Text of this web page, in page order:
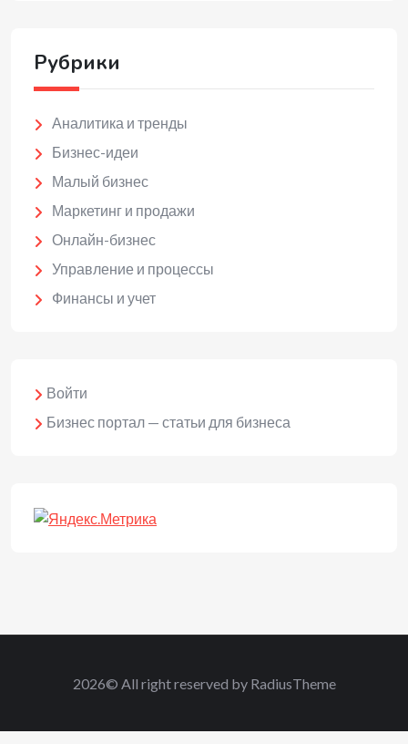
Рубрики
Аналитика и тренды
Бизнес-идеи
Малый бизнес
Маркетинг и продажи
Онлайн-бизнес
Управление и процессы
Финансы и учет
Войти
Бизнес портал — статьи для бизнеса
2026© All right reserved by RadiusTheme